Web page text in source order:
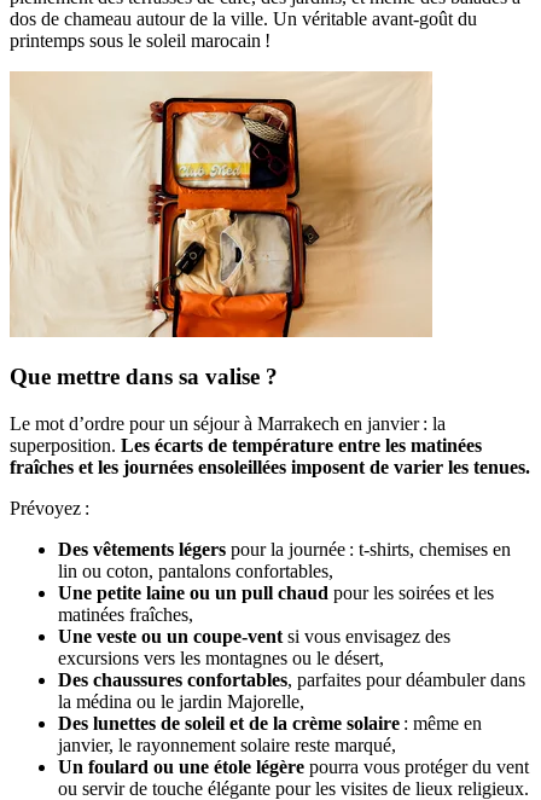
dos de chameau autour de la ville. Un véritable avant-goût du
printemps sous le soleil marocain !
Que mettre dans sa valise ?
Le mot d’ordre pour un séjour à Marrakech en janvier : la
superposition. Les écarts de température entre les matinées
fraîches et les journées ensoleillées imposent de varier les tenues.
Prévoyez :
Des vêtements légers pour la journée : t-shirts, chemises en
lin ou coton, pantalons confortables,
Une petite laine ou un pull chaud pour les soirées et les
matinées fraîches,
Une veste ou un coupe-vent si vous envisagez des
excursions vers les montagnes ou le désert,
Des chaussures confortables, parfaites pour déambuler dans
la médina ou le jardin Majorelle,
Des lunettes de soleil et de la crème solaire : même en
janvier, le rayonnement solaire reste marqué,
Un foulard ou une étole légère pourra vous protéger du vent
ou servir de touche élégante pour les visites de lieux religieux.